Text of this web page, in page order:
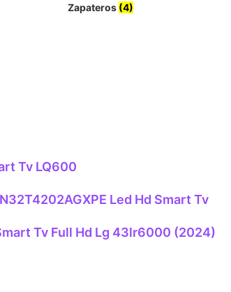
Zapateros (4)
Tv LQ600
Led Hd Smart Tv
Tv Full Hd Lg 43lr6000 (2024)